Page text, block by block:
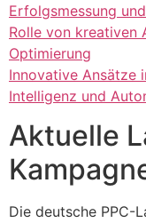
Erfolgsmessung
Rolle von kreativen
Optimierung
Innovative Ansätze
Intelligenz und
Aktuelle
Die deutsche PPC-